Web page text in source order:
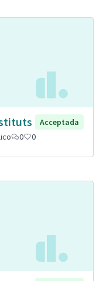
Acceptada
0 0